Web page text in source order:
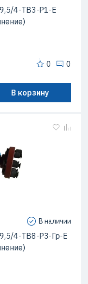
4-ТВ3-Р1-Е
0 0
В корзину
В наличии
4-ТВ8-Р3-Гр-Е